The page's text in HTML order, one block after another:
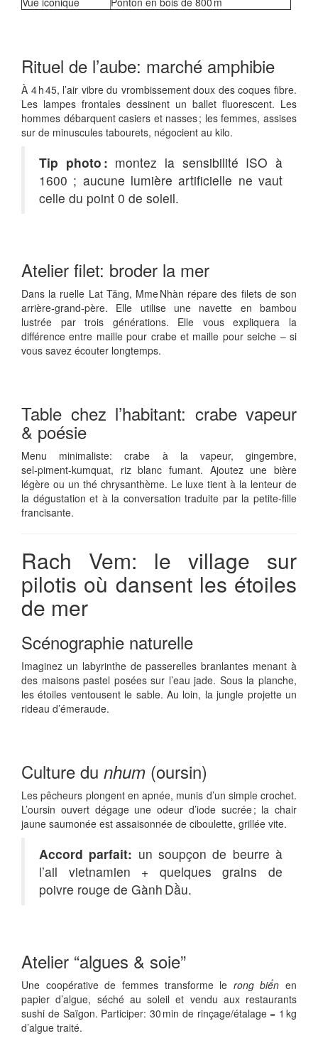
Rituel de l’aube: marché amphibie
À 4 h 45, l’air vibre du vrombissement doux des coques fibre.
Les lampes frontales dessinent un ballet fluorescent. Les
hommes débarquent casiers et nasses ; les femmes, assises
sur de minuscules tabourets, négocient au kilo.
Tip photo : montez la sensibilité ISO à
1600 ; aucune lumière artificielle ne vaut
celle du point 0 de soleil.
Atelier filet: broder la mer
Dans la ruelle Lat Tăng, Mme Nhàn répare des filets de son
arrière‑grand‑père. Elle utilise une navette en bambou
lustrée par trois générations. Elle vous expliquera la
différence entre maille pour crabe et maille pour seiche – si
vous savez écouter longtemps.
Table chez l’habitant: crabe vapeur
& poésie
Menu minimaliste: crabe à la vapeur, gingembre,
sel‑piment‑kumquat, riz blanc fumant. Ajoutez une bière
légère ou un thé chrysanthème. Le luxe tient à la lenteur de
la dégustation et à la conversation traduite par la petite‑fille
francisante.
Rach Vem: le village sur
pilotis où dansent les étoiles
de mer
Scénographie naturelle
Imaginez un labyrinthe de passerelles branlantes menant à
des maisons pastel posées sur l’eau jade. Sous la planche,
les étoiles ventousent le sable. Au loin, la jungle projette un
rideau d’émeraude.
Culture du nhum (oursin)
Les pêcheurs plongent en apnée, munis d’un simple crochet.
L’oursin ouvert dégage une odeur d’iode sucrée ; la chair
jaune saumonée est assaisonnée de ciboulette, grillée vite.
Accord parfait: un soupçon de beurre à
l’ail vietnamien + quelques grains de
poivre rouge de Gành Dầu.
Atelier “algues & soie”
Une coopérative de femmes transforme le rong biển en
papier d’algue, séché au soleil et vendu aux restaurants
sushi de Saïgon. Participer: 30 min de rinçage/étalage = 1 kg
d’algue traité.